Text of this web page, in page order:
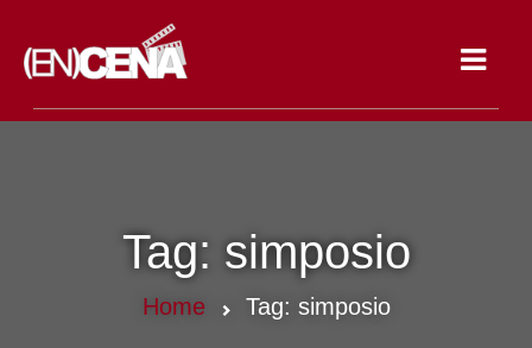
Tag: simposio
Home Tag: simposio